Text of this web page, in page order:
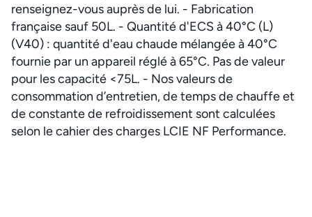
renseignez-vous auprès de lui. - Fabrication
française sauf 50L. - Quantité d'ECS à 40°C (L)
(V40) : quantité d'eau chaude mélangée à 40°C
fournie par un appareil réglé à 65°C. Pas de valeur
pour les capacité <75L. - Nos valeurs de
consommation d’entretien, de temps de chauffe et
de constante de refroidissement sont calculées
selon le cahier des charges LCIE NF Performance.